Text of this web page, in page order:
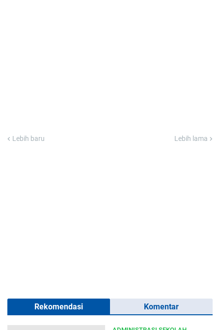
Lebih baru Lebih lama
Rekomendasi Komentar